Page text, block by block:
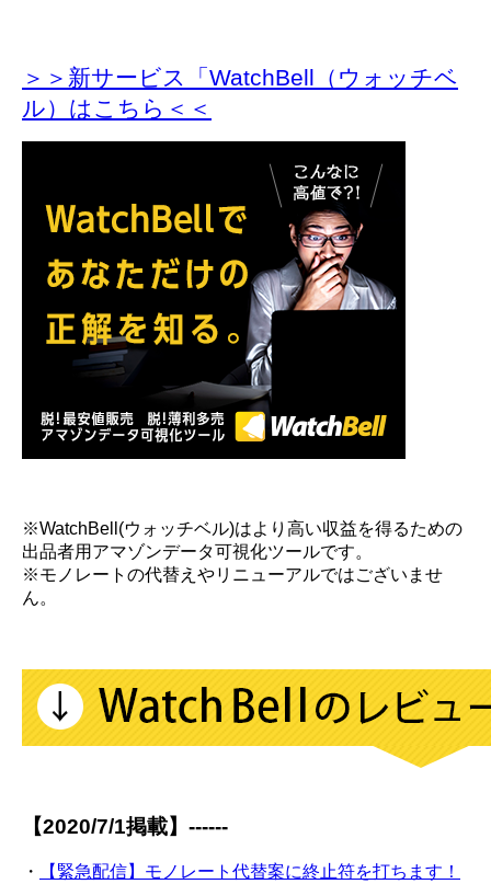
＞＞新サービス「WatchBell（ウォッチベ
ル）はこちら＜＜
※WatchBell(ウォッチベル)はより高い収益を得るための
出品者用アマゾンデータ可視化ツールです。
※モノレートの代替えやリニューアルではございませ
ん。
【2020/7/1掲載】------
・
【緊急配信】モノレート代替案に終止符を打ちます！